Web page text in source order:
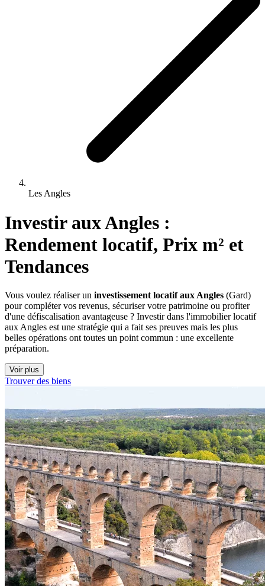
Les Angles
Investir auxAngles :
Rendement locatif, Prix m² et
Tendances
Vous voulez réaliser un investissement locatif aux Angles (Gard)
pour compléter vos revenus, sécuriser votre patrimoine ou profiter
d'une défiscalisation avantageuse ? Investir dans l'immobilier locatif
aux Angles est une stratégie qui a fait ses preuves mais les plus
belles opérations ont toutes un point commun : une excellente
préparation.
Voir plus
Trouver des biens